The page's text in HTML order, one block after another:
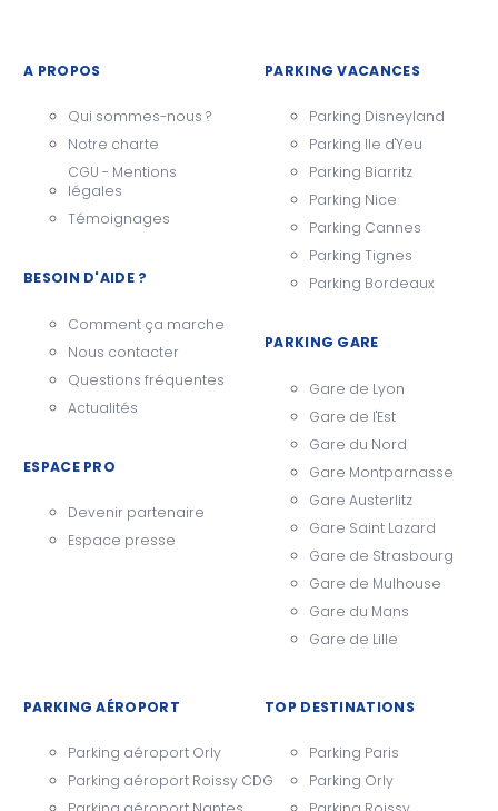
A PROPOS
Qui sommes-nous ?
Notre charte
CGU - Mentions
légales
Témoignages
BESOIN D'AIDE ?
Comment ça marche
Nous contacter
Questions fréquentes
Actualités
ESPACE PRO
Devenir partenaire
Espace presse
PARKING VACANCES
Parking Disneyland
Parking Ile d'Yeu
Parking Biarritz
Parking Nice
Parking Cannes
Parking Tignes
Parking Bordeaux
PARKING GARE
Gare de Lyon
Gare de l'Est
Gare du Nord
Gare Montparnasse
Gare Austerlitz
Gare Saint Lazard
Gare de Strasbourg
Gare de Mulhouse
Gare du Mans
Gare de Lille
PARKING AÉROPORT
Parking aéroport Orly
Parking aéroport Roissy CDG
TOP DESTINATIONS
Parking Paris
Parking Orly